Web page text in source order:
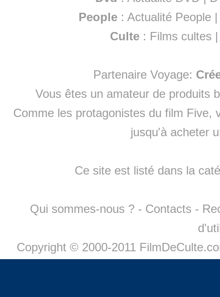
People :Actualité People
Culte : Films cultes
Partenaire Voyage:
Vous êtes un amateur de produits
Comme les protagonistes du film Five,
jusqu'à acheter
Ce site est listé dans la
Qui sommes-nous ? - Contacts -
Copyright © 2000-2011